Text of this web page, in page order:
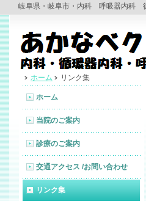
岐阜県・岐阜市・内科 呼吸器内科
ホーム リンク集
ホーム
当院のご案内
診療のご案内
交通アクセス /お問い合わせ
リンク集